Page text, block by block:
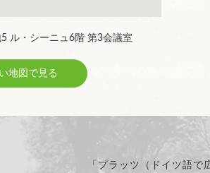
ル・シーニュ6階 第3会議室
図で見る
「プラッツ（ドイツ語で